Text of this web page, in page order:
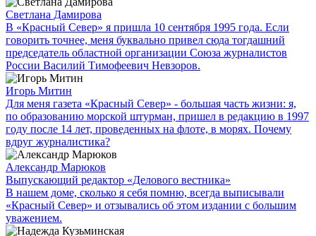
Светлана Дамирова
В «Красный Север» я пришла 10 сентября 1995 года. Если
говорить точнее, меня буквально привел сюда тогдашний
председатель областной организации Союза журналистов
России Василий Тимофеевич Невзоров.
Игорь Митин
Для меня газета «Красный Север» - большая часть жизни: я,
по образованию морской штурман, пришел в редакцию в 1997
году после 14 лет, проведенных на флоте, в морях. Почему
вдруг журналистика?
Александр Марюков
Выпускающий редактор «Делового вестника»
В нашем доме, сколько я себя помню, всегда выписывали
«Красный Север» и отзывались об этом издании с большим
уважением.